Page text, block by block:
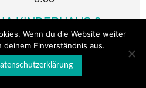
KINDERHAUS 3
10. April 1900
0:00
Wenn du die Website weiter
Einverständnis aus.